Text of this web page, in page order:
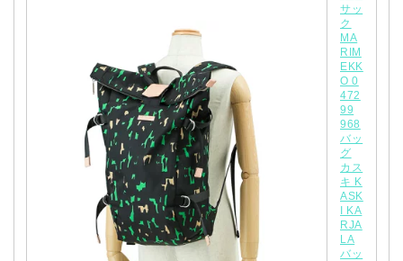
サッ
ク
MA
RIM
EKK
O 0
472
99
968
バッ
グ
カス
キ K
ASK
I KA
RJA
LA
バッ